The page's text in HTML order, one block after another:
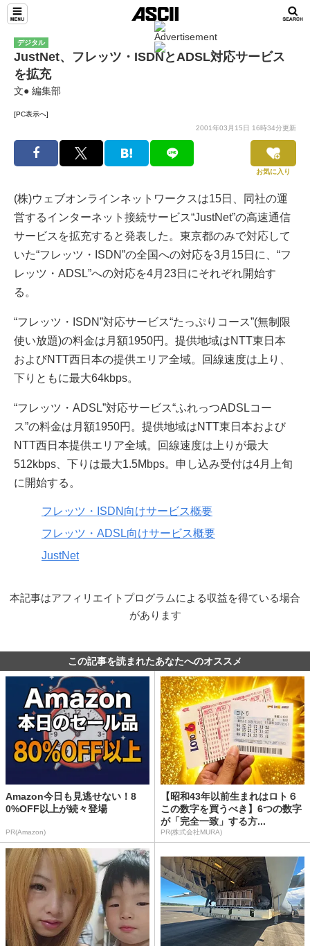
デジタル
JustNet、フレッツ・ISDNとADSL対応サービス
を拡充
文● 編集部
[PC表示へ]
2001年03月15日 16時34分更新
お気に入り
(株)ウェブオンラインネットワークスは15日、同社の運
営するインターネット接続サービス“JustNet”の高速通信
サービスを拡充すると発表した。東京都のみで対応して
いた“フレッツ・ISDN”の全国への対応を3月15日に、“フ
レッツ・ADSL”への対応を4月23日にそれぞれ開始す
る。
“フレッツ・ISDN”対応サービス“たっぷりコース”(無制限
使い放題)の料金は月額1950円。提供地域はNTT東日本
およびNTT西日本の提供エリア全域。回線速度は上り、
下りともに最大64kbps。
“フレッツ・ADSL”対応サービス“ふれっつADSLコー
ス”の料金は月額1950円。提供地域はNTT東日本および
NTT西日本提供エリア全域。回線速度は上りが最大
512kbps、下りは最大1.5Mbps。申し込み受付は4月上旬
に開始する。
フレッツ・ISDN向けサービス概要
フレッツ・ADSL向けサービス概要
JustNet
本記事はアフィリエイトプログラムによる収益を得ている場合
があります
この記事を読まれたあなたへのオススメ
Amazon今日も見逃せない！8
0%OFF以上が続々登場
PR(Amazon)
【昭和43年以前生まれはロト６
この数字を買うべき】6つの数字
が「完全一致」する方...
PR(株式会社MURA)